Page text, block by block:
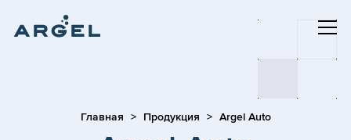
Главная Продукция Argel Auto